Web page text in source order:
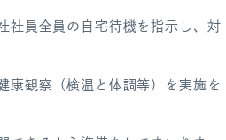
社員全員の自宅待機を指示し、対
康観察（検温と体調等）を実施を